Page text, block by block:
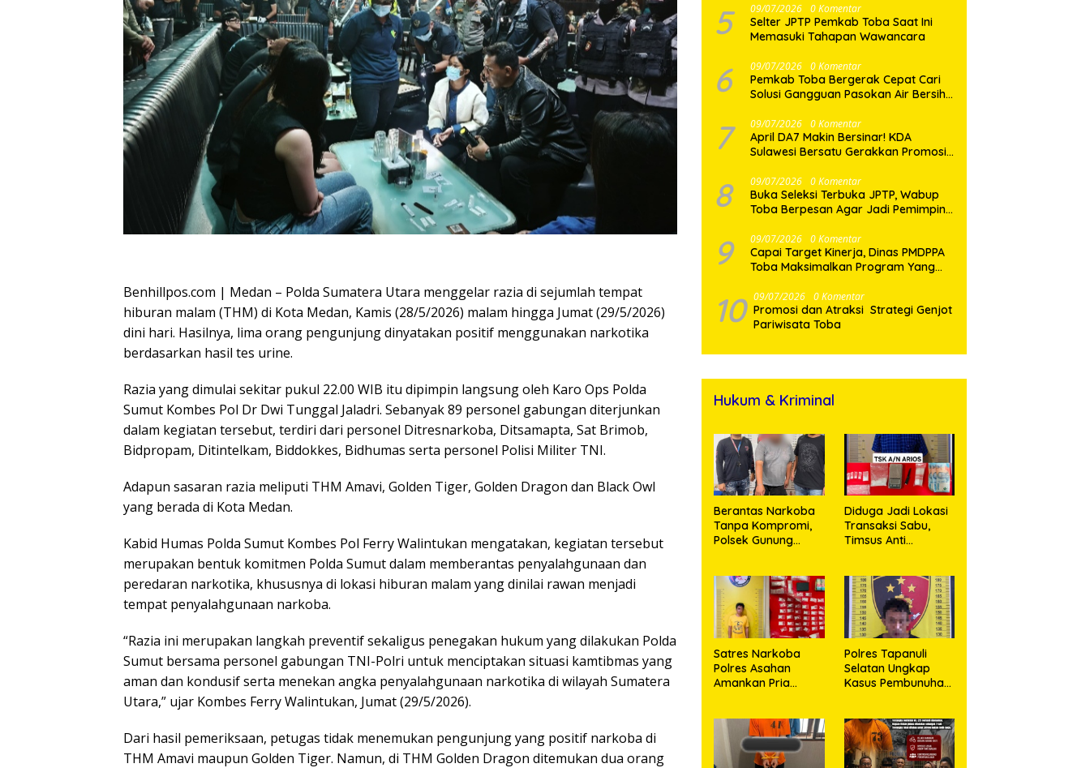
Benhillpos.com | Medan – Polda Sumatera Utara menggelar razia di sejumlah tempat
hiburan malam (THM) di Kota Medan, Kamis (28/5/2026) malam hingga Jumat (29/5/2026)
dini hari. Hasilnya, lima orang pengunjung dinyatakan positif menggunakan narkotika
berdasarkan hasil tes urine.
Razia yang dimulai sekitar pukul 22.00 WIB itu dipimpin langsung oleh Karo Ops Polda
Sumut Kombes Pol Dr Dwi Tunggal Jaladri. Sebanyak 89 personel gabungan diterjunkan
dalam kegiatan tersebut, terdiri dari personel Ditresnarkoba, Ditsamapta, Sat Brimob,
Bidpropam, Ditintelkam, Biddokkes, Bidhumas serta personel Polisi Militer TNI.
Adapun sasaran razia meliputi THM Amavi, Golden Tiger, Golden Dragon dan Black Owl
yang berada di Kota Medan.
Kabid Humas Polda Sumut Kombes Pol Ferry Walintukan mengatakan, kegiatan tersebut
merupakan bentuk komitmen Polda Sumut dalam memberantas penyalahgunaan dan
peredaran narkotika, khususnya di lokasi hiburan malam yang dinilai rawan menjadi
tempat penyalahgunaan narkoba.
“Razia ini merupakan langkah preventif sekaligus penegakan hukum yang dilakukan Polda
Sumut bersama personel gabungan TNI-Polri untuk menciptakan situasi kamtibmas yang
aman dan kondusif serta menekan angka penyalahgunaan narkotika di wilayah Sumatera
Utara,” ujar Kombes Ferry Walintukan, Jumat (29/5/2026).
Dari hasil pemeriksaan, petugas tidak menemukan pengunjung yang positif narkoba di
THM Amavi maupun Golden Tiger. Namun, di THM Golden Dragon ditemukan dua orang
5 09/07/2026 0 Komentar
Selter JPTP Pemkab Toba Saat Ini
Memasuki Tahapan Wawancara
6 09/07/2026 0 Komentar
Pemkab Toba Bergerak Cepat Cari
Solusi Gangguan Pasokan Air Bersih
7 09/07/2026 0 Komentar
April DA7 Makin Bersinar! KDA
Sulawesi Bersatu Gerakkan Promosi
8 09/07/2026 0 Komentar
Buka Seleksi Terbuka JPTP, Wabup
Toba Berpesan Agar Jadi Pemimpin
9 09/07/2026 0 Komentar
Capai Target Kinerja, Dinas PMDPPA
Toba Maksimalkan Program Yang
10 09/07/2026 0 Komentar
Promosi dan Atraksi Strategi Genjot
Pariwisata Toba
Hukum & Kriminal
Berantas Narkoba
Tanpa Kompromi,
Polsek Gunung
Nagori Karangsari
Diduga Jadi Lokasi
Transaksi Sabu,
Timsus Anti
Seorang Pria
dengan Barang
Bukti 63,67 Gram
Sabu
Satres Narkoba
Polres Asahan
Amankan Pria
Bukti
Polres Tapanuli
Selatan Ungkap
Kasus Pembunuhan
Anak, Pelaku
Ditangkap